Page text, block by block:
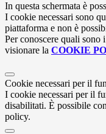
In questa schermata è
I cookie necessari sono
piattaforma e non è
Per conoscere quali sono
visionare la COOKIE
Cookie necessari per il
I cookie necessari per il
disabilitati. È possibile
policy.